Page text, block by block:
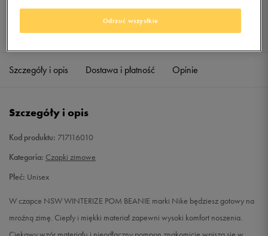
Wybierz rozmiar
Sprawdź dostępność w salonach
Szczegóły i opis Dostawa i płatność Opinie
Szczegóły i opis
Kod produktu: 717116010
Kategoria: Czapki zimowe
Płeć: Unisex
W czapce NSW WINTERIZE POM BEANIE marki Nike będziesz gotowy na
mroźną zimę. Ciepły i miękki materiał zapewni wysoki komfort noszenia.
Odrzuć wszystkie